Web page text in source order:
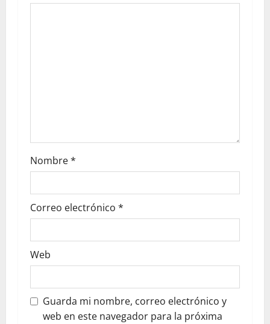
Nombre*
Correo electrónico *
Web
Guarda mi nombre, correo electrónico y
web en este navegador para la próxima